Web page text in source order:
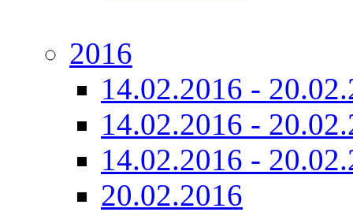
2016
14.02.2016 -
14.02.2016 -
14.02.2016 -
20.02.2016